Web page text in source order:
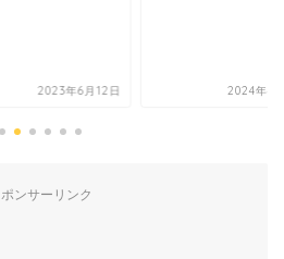
2023年6月12日 2024年4
ンサーリンク